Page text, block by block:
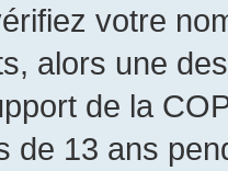
votre
alors une
de la
de 13 ans